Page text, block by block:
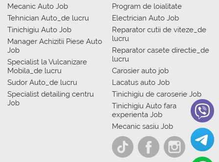
Mecanic Auto Job
Tehnician Auto_de lucru
Tinichigiu Auto Job
Manager Achizitii Piese Auto
Job
Specialist la Vulcanizare
Mobila_de lucru
Sudor Auto_de lucru
Specialist detailing centru
Job
Program de loialitate
Electrician Auto Job
Reparator cutii de viteze_de
lucru
Reparator casete directie_de
lucru
Carosier auto job
Lacatus auto Job
Tinichigiu de caroserie Job
Tinichigiu Auto fara
experienta Job
Mecanic sasiu Job